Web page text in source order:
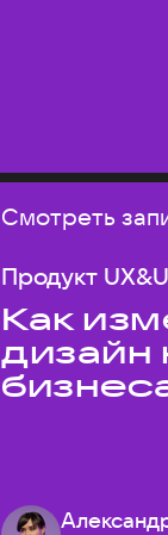
Смотреть
Продукт
Как
дизайн